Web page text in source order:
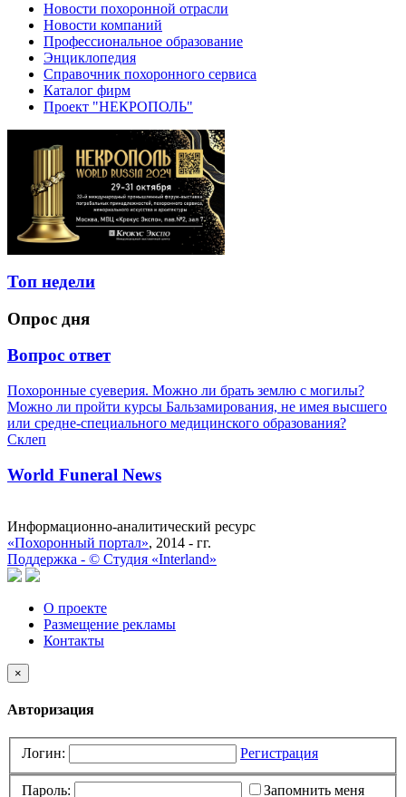
Новости похоронной отрасли
Новости компаний
Профессиональное образование
Энциклопедия
Справочник похоронного сервиса
Каталог фирм
Проект "НЕКРОПОЛЬ"
Топ недели
Опрос дня
Вопрос ответ
Похоронные суеверия. Можно ли брать землю с могилы?
Можно ли пройти курсы Бальзамирования, не имея высшего
или средне-специального медицинского образования?
Склеп
World Funeral News
Информационно-аналитический ресурс
«Похоронный портал», 2014 - гг.
Поддержка - © Cтудия «Interland»
О проекте
Размещение рекламы
Контакты
×
Авторизация
Логин: Регистрация
Пароль: Запомнить меня